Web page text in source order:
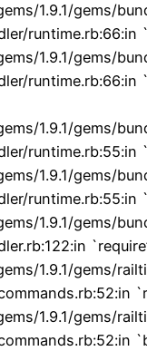
1.9.1/gems/
runtime.rb:66:in
1.9.1/gems/
runtime.rb:66:in
1.9.1/gems/
runtime.rb:55:in
1.9.1/gems/
runtime.rb:55:in
1.9.1/gems/
1.9.1/gems/
1.9.1/gems/